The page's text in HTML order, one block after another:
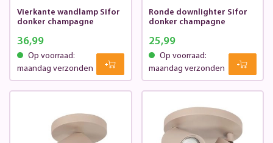
Vierkante wandlamp Sifor
donker champagne
36,99
Op voorraad:
maandag verzonden
Ronde downlighter Sifor
donker champagne
25,99
Op voorraad:
maandag verzonden